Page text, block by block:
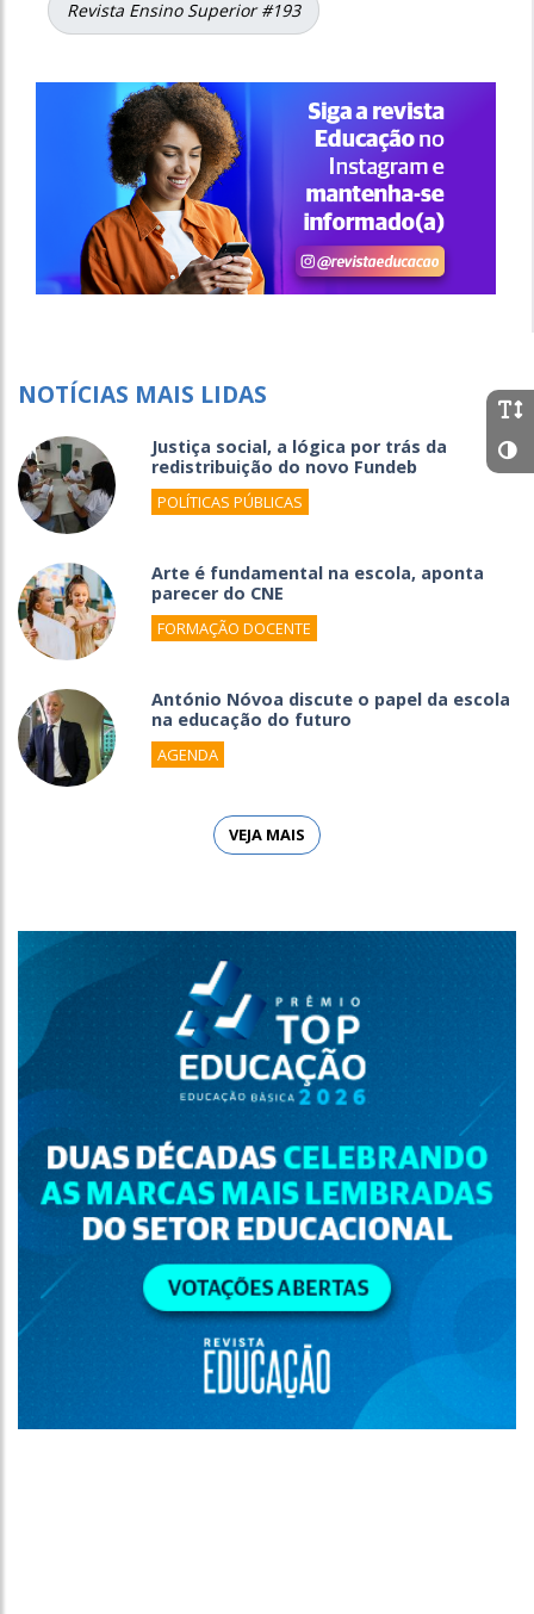
Revista Ensino Superior #193
NOTÍCIAS MAIS LIDAS
Justiça social, a lógica por trás da
redistribuição do novo Fundeb
POLÍTICAS PÚBLICAS
Arte é fundamental na escola, aponta
parecer do CNE
FORMAÇÃO DOCENTE
António Nóvoa discute o papel da escola
na educação do futuro
AGENDA
VEJA MAIS